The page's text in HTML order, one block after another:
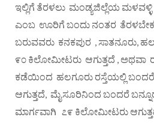
ಇಲ್ಲಿಗೆ ತೆರಳಲು ಮಂಡ್ಯಜಿಲ್ಲೆಯ
ಎಂಬ ಊರಿಗೆ ಬಂದು ನಂತರ
ಬರುವವರು ಕನಕಪುರ , ಸಾತನೂರು,
೯೦ ಕಿಲೋಮೀಟರು ಆಗುತ್ತದೆ , ಅಥವಾ
ಕಡೆಯಿಂದ ಹಲಗೂರು ರಸ್ತೆಯಲ್ಲಿ
ಆಗುತ್ತದೆ, ಮೈಸೂರಿನಿಂದ ಬಂದರೆ
ಮಾರ್ಗವಾಗಿ ೭೯ ಕಿಲೋಮೀಟರು